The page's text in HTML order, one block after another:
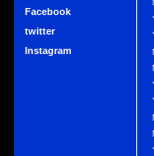
Facebook
twitter
Instagram